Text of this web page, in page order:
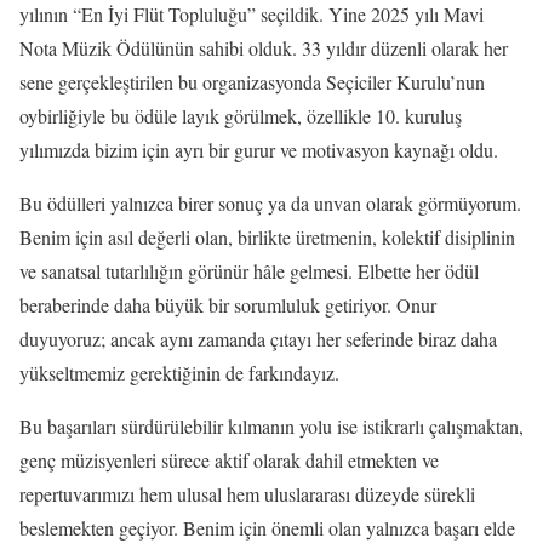
yılının “En İyi Flüt Topluluğu” seçildik. Yine 2025 yılı Mavi
Nota Müzik Ödülünün sahibi olduk. 33 yıldır düzenli olarak her
sene gerçekleştirilen bu organizasyonda Seçiciler Kurulu’nun
oybirliğiyle bu ödüle layık görülmek, özellikle 10. kuruluş
yılımızda bizim için ayrı bir gurur ve motivasyon kaynağı oldu.
Bu ödülleri yalnızca birer sonuç ya da unvan olarak görmüyorum.
Benim için asıl değerli olan, birlikte üretmenin, kolektif disiplinin
ve sanatsal tutarlılığın görünür hâle gelmesi. Elbette her ödül
beraberinde daha büyük bir sorumluluk getiriyor. Onur
duyuyoruz; ancak aynı zamanda çıtayı her seferinde biraz daha
yükseltmemiz gerektiğinin de farkındayız.
Bu başarıları sürdürülebilir kılmanın yolu ise istikrarlı çalışmaktan,
genç müzisyenleri sürece aktif olarak dahil etmekten ve
repertuvarımızı hem ulusal hem uluslararası düzeyde sürekli
beslemekten geçiyor. Benim için önemli olan yalnızca başarı elde